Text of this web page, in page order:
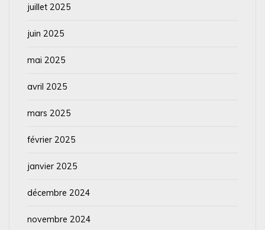
juillet 2025
juin 2025
mai 2025
avril 2025
mars 2025
février 2025
janvier 2025
décembre 2024
novembre 2024